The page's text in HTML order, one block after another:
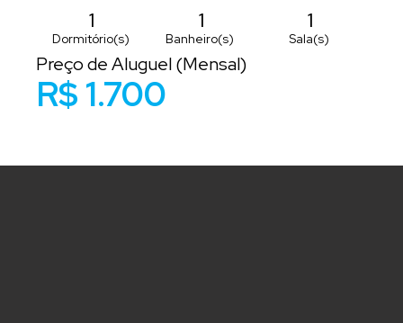
1
Dormitório(s)
1
Banheiro(s)
1
Sala(s)
1
Suíte(s)
1
R$ 1.700
Preço de Aluguel (Mensal)